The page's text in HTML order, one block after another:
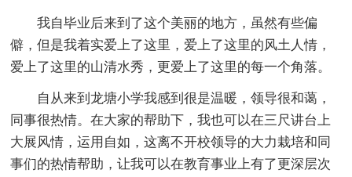
我自毕业后来到了这个美丽的地方，虽然有些偏
僻，但是我着实爱上了这里，爱上了这里的风土人情，
爱上了这里的山清水秀，更爱上了这里的每一个角落。
自从来到龙塘小学我感到很是温暖，领导很和蔼，
同事很热情。在大家的帮助下，我也可以在三尺讲台上
大展风情，运用自如，这离不开校领导的大力栽培和同
事们的热情帮助，让我可以在教育事业上有了更深层次